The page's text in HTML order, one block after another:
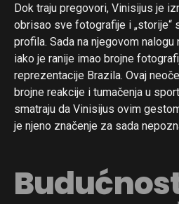
Dok traju pregovori, Vinisijus je
obrisao sve fotografije i „storije“
profila. Sada na njegovom nalogu
iako je ranije imao brojne
reprezentacije Brazila. Ovaj
brojne reakcije i tumačenja u
smatraju da Vinisijus ovim
je njeno značenje za sada